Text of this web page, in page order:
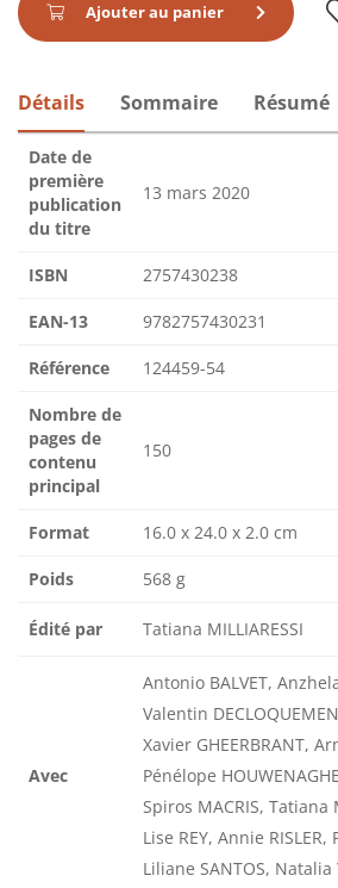
Ajouter au panier
Détails Sommaire Résumé
Date de
première
publication
du titre
13 mars 2020
ISBN 2757430238
EAN-13 9782757430231
Référence 124459-54
Nombre de
pages de
contenu
principal
150
Format 16.0 x 24.0 x 2.0 cm
Poids 568 g
Édité par Tatiana MILLIARESSI
Avec
Antonio BALVET,
Valentin
Xavier GHEERBRANT,
Pénélope
Spiros MACRIS, Tatiana
Lise REY, Annie
Liliane SANTOS, Natalia